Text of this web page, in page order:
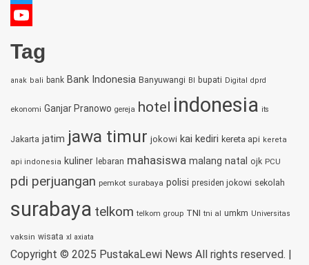
Twitter
Channel
Tag
anak bali bank Bank Indonesia Banyuwangi BI bupati Digital dprd
ekonomi Ganjar Pranowo gereja hotel indonesia its
Jakarta jatim jawa timur jokowi kai kediri kereta api kereta
api indonesia kuliner lebaran mahasiswa malang natal ojk PCU
pdi perjuangan pemkot surabaya polisi presiden jokowi sekolah
surabaya telkom telkom group TNI tni al umkm Universitas
vaksin wisata xl axiata
Copyright © 2025 PustakaLewi News All rights reserved. |